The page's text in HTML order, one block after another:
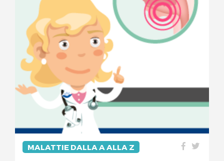
MALATTIE DALLA A ALLA Z